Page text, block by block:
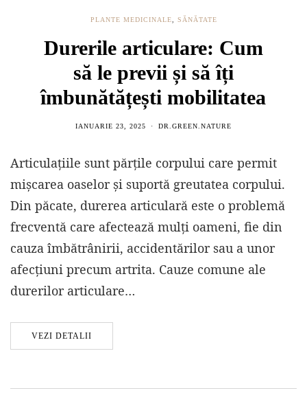
PLANTE MEDICINALE SĂNĂTATE
Durerile articulare: Cum
să le previi și să îți
îmbunătățești mobilitatea
IANUARIE 23, 2025 DR.GREEN.NATURE
Articulațiile sunt părțile corpului care permit
mișcarea oaselor și suportă greutatea corpului.
Din păcate, durerea articulară este o problemă
frecventă care afectează mulți oameni, fie din
cauza îmbătrânirii, accidentărilor sau a unor
afecțiuni precum artrita. Cauze comune ale
durerilor articulare…
VEZI DETALII